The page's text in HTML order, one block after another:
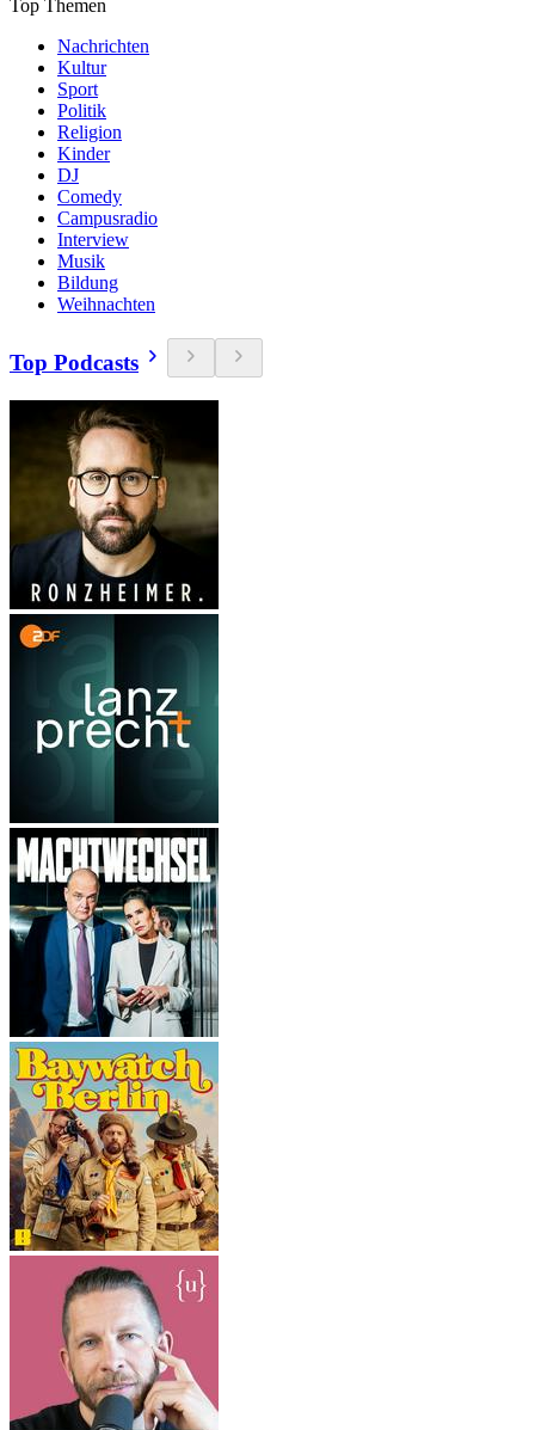
Top Themen
Nachrichten
Kultur
Sport
Politik
Religion
Kinder
DJ
Comedy
Campusradio
Interview
Musik
Bildung
Weihnachten
Top Podcasts